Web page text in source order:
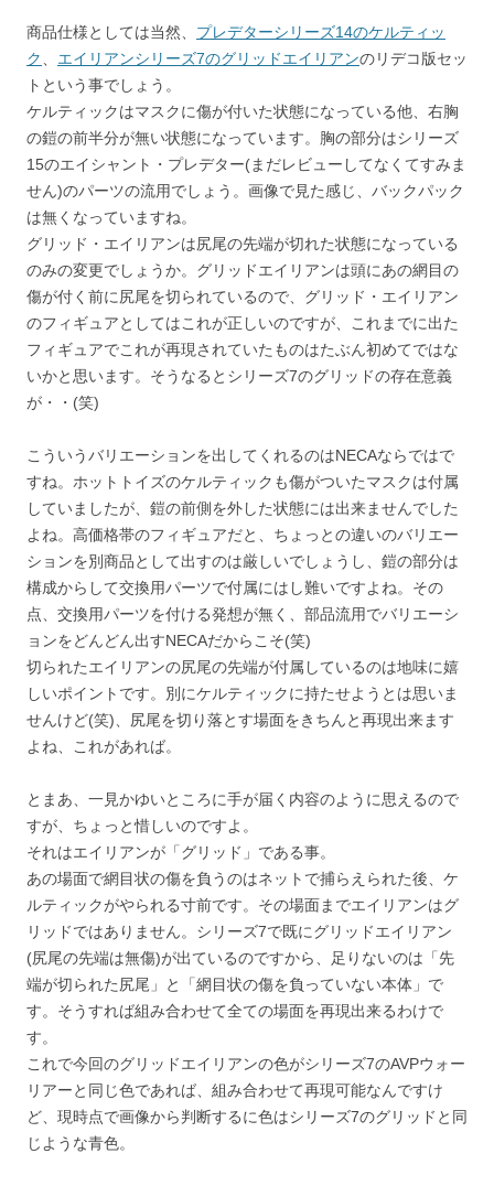
商品仕様としては当然、 プレデターシリーズ14のケルティッ
ク、 エイリアンシリーズ7のグリッドエイリアンのリデコ版セッ
トという事でしょう。
ケルティックはマスクに傷が付いた状態になっている他、右胸
の鎧の前半分が無い状態になっています。胸の部分はシリーズ
15のエイシャント・プレデター(まだレビューしてなくてすみま
せん)のパーツの流用でしょう。画像で見た感じ、バックパック
は無くなっていますね。
グリッド・エイリアンは尻尾の先端が切れた状態になっている
のみの変更でしょうか。グリッドエイリアンは頭にあの網目の
傷が付く前に尻尾を切られているので、グリッド・エイリアン
のフィギュアとしてはこれが正しいのですが、これまでに出た
フィギュアでこれが再現されていたものはたぶん初めてではな
いかと思います。そうなるとシリーズ7のグリッドの存在意義
が・・(笑)
こういうバリエーションを出してくれるのはNECAならではで
すね。ホットトイズのケルティックも傷がついたマスクは付属
していましたが、鎧の前側を外した状態には出来ませんでした
よね。高価格帯のフィギュアだと、ちょっとの違いのバリエー
ションを別商品として出すのは厳しいでしょうし、鎧の部分は
構成からして交換用パーツで付属にはし難いですよね。その
点、交換用パーツを付ける発想が無く、部品流用でバリエーシ
ョンをどんどん出すNECAだからこそ(笑)
切られたエイリアンの尻尾の先端が付属しているのは地味に嬉
しいポイントです。別にケルティックに持たせようとは思いま
せんけど(笑)、尻尾を切り落とす場面をきちんと再現出来ます
よね、これがあれば。
とまあ、一見かゆいところに手が届く内容のように思えるので
すが、ちょっと惜しいのですよ。
それはエイリアンが「グリッド」である事。
あの場面で網目状の傷を負うのはネットで捕らえられた後、ケ
ルティックがやられる寸前です。その場面までエイリアンはグ
リッドではありません。シリーズ7で既にグリッドエイリアン
(尻尾の先端は無傷)が出ているのですから、足りないのは「先
端が切られた尻尾」と「網目状の傷を負っていない本体」で
す。そうすれば組み合わせて全ての場面を再現出来るわけで
す。
これで今回のグリッドエイリアンの色がシリーズ7のAVPウォー
リアーと同じ色であれば、組み合わせて再現可能なんですけ
ど、現時点で画像から判断するに色はシリーズ7のグリッドと同
じような青色。